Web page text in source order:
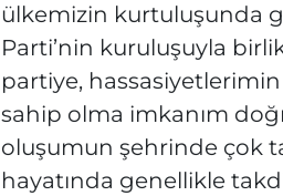
ülkemizin kurtuluşunda
Parti’nin kuruluşuyla
partiye,
sahip olma imkanım
oluşumun şehrinde çok
hayatında genellikle